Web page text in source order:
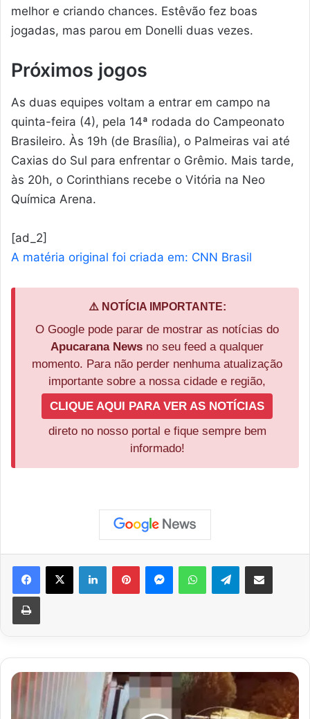
melhor e criando chances. Estêvão fez boas
jogadas, mas parou em Donelli duas vezes.
Próximos jogos
As duas equipes voltam a entrar em campo na
quinta-feira (4), pela 14ª rodada do Campeonato
Brasileiro. Às 19h (de Brasília), o Palmeiras vai até
Caxias do Sul para enfrentar o Grêmio. Mais tarde,
às 20h, o Corinthians recebe o Vitória na Neo
Química Arena.
[ad_2]
A matéria original foi criada em: CNN Brasil
⚠️ NOTÍCIA IMPORTANTE:
O Google pode parar de mostrar as notícias do
Apucarana News no seu feed a qualquer
momento. Para não perder nenhuma atualização
importante sobre a nossa cidade e região,
CLIQUE AQUI PARA VER AS NOTÍCIAS
direto no nosso portal e fique sempre bem
informado!
Facebook
X LinkedinPinterestMessengerWhatsAppTelegramCompartilhar via e-mail
Imprimir
Latrocínio
Choca